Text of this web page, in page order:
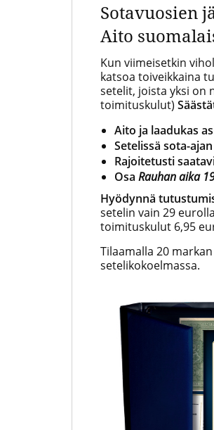
Sotavuosien
Aito
Kun viimeisetkin
katsoa toiveikkaina
setelit, joista yksi on
toimituskulut)
Aito ja laadukas
Setelissä sota-
Rajoitetusti
Osa Rauhan aika
Hyödynnä
setelin vain 29
toimituskulut 6,95
Tilaamalla 20
setelikokoelmassa.